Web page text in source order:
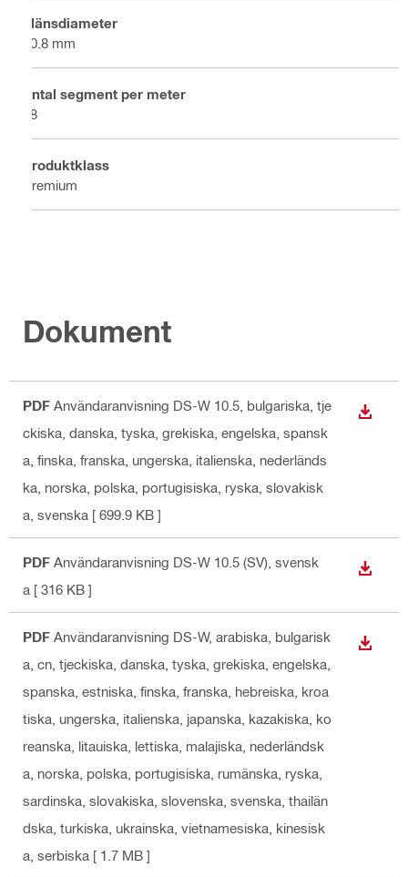
Flänsdiameter
10.8 mm
Antal segment per meter
48
Produktklass
Premium
Dokument
PDF Användaranvisning DS-W 10.5 , bulgariska, tje
ckiska, danska, tyska, grekiska, engelska, spansk
a, finska, franska, ungerska, italienska, nederländs
ka, norska, polska, portugisiska, ryska, slovakisk
a, svenska [ 699.9 KB ]
LADDA
PDF Användaranvisning DS-W 10.5 (SV) , svensk
a [ 316 KB ]
LADDA
PDF Användaranvisning DS-W, arabiska, bulgarisk
a, cn, tjeckiska, danska, tyska, grekiska, engelska,
spanska, estniska, finska, franska, hebreiska, kroa
tiska, ungerska, italienska, japanska, kazakiska, ko
reanska, litauiska, lettiska, malajiska, nederländsk
a, norska, polska, portugisiska, rumänska, ryska,
sardinska, slovakiska, slovenska, svenska, thailän
dska, turkiska, ukrainska, vietnamesiska, kinesisk
a, serbiska [ 1.7 MB ]
LADDA